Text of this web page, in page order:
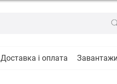
Доставка і оплата